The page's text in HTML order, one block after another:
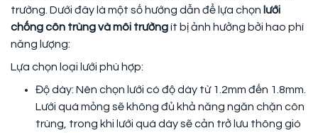
trường. Dưới đây là một số hướng dẫn để lựa chọn lưới
chống côn trùng và môi trườngít bị ảnh hưởng bởi hao phí
năng lượng:
Lựa chọn loại lưới phù hợp:
Độ dày: Nên chọn lưới có độ dày từ 1.2mm đến 1.8mm.
Lưới quá mỏng sẽ không đủ khả năng ngăn chặn côn
trùng, trong khi lưới quá dày sẽ cản trở lưu thông gió